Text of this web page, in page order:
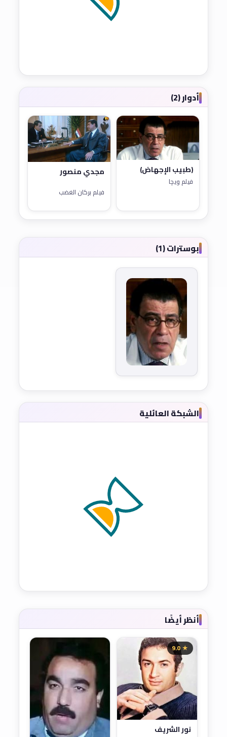
أدوار (2)
(طبيب الإجهاض)
فيلم ويچا
مجدي منصور
فيلم بركان الغضب
بوسترات (1)
الشبكة العائلية
أنظر أيضًا
★ 9.0
نور الشريف